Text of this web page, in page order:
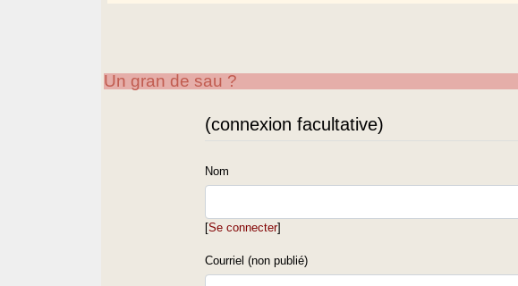
Un gran de sau ?
(connexion facultative)
Nom
[Se connecter]
Courriel (non publié)